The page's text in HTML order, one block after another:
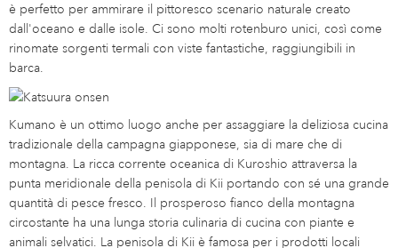
è perfetto per ammirare il pittoresco scenario naturale creato
dall'oceano e dalle isole. Ci sono molti rotenburo unici, così come
rinomate sorgenti termali con viste fantastiche, raggiungibili in
barca.
Kumano è un ottimo luogo anche per assaggiare la deliziosa cucina
tradizionale della campagna giapponese, sia di mare che di
montagna. La ricca corrente oceanica di Kuroshio attraversa la
punta meridionale della penisola di Kii portando con sé una grande
quantità di pesce fresco. Il prosperoso fianco della montagna
circostante ha una lunga storia culinaria di cucina con piante e
animali selvatici. La penisola di Kii è famosa per i prodotti locali